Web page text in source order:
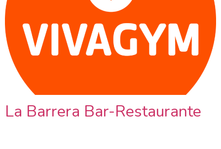
La Barrera Bar-Restaurante